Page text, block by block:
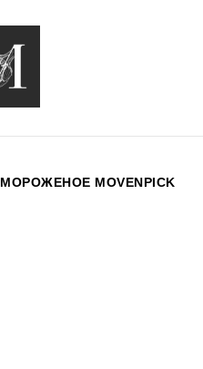
МОРОЖЕНОЕ MOVENPICK